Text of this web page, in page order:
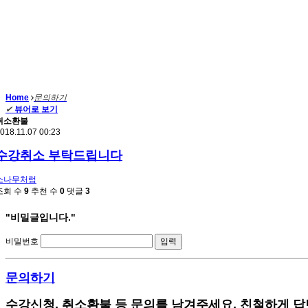
Home 문의하기
✔ 뷰어로 보기
소환불
00:23
강취소 부탁드립니다
나무처럼
회 수 9 추천 수 0 댓글 3
"비밀글입니다."
비밀번호
문의하기
수강신청, 취소환불 등 문의를 남겨주세요. 친철하게